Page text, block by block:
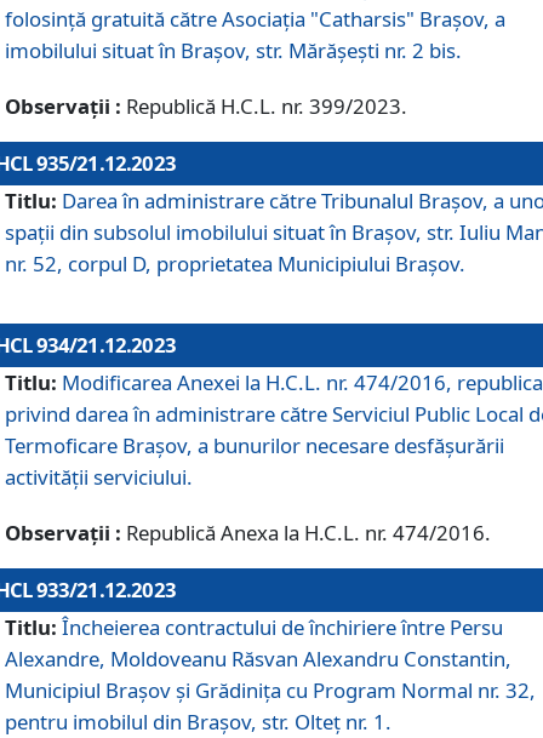
folosinţă gratuită către Asociaţia "Catharsis" Brașov, a
imobilului situat în Braşov, str. Mărăşeşti nr. 2 bis.
Observații : Republică H.C.L. nr. 399/2023.
935/21.12.2023
Titlu: Darea în administrare către Tribunalul Brașov, a
spații din subsolul imobilului situat în Brașov, str. Iuliu
nr. 52, corpul D, proprietatea Municipiului Brașov.
934/21.12.2023
Titlu: Modificarea Anexei la H.C.L. nr. 474/2016,
privind darea în administrare către Serviciul Public Local
Termoficare Braşov, a bunurilor necesare desfăşurării
activităţii serviciului.
Observații : Republică Anexa la H.C.L. nr. 474/2016.
933/21.12.2023
Titlu: Încheierea contractului de închiriere între Persu
Alexandre, Moldoveanu Răsvan Alexandru Constantin,
Municipiul Braşov şi Grădinița cu Program Normal nr. 32,
pentru imobilul din Brașov, str. Olteț nr. 1.